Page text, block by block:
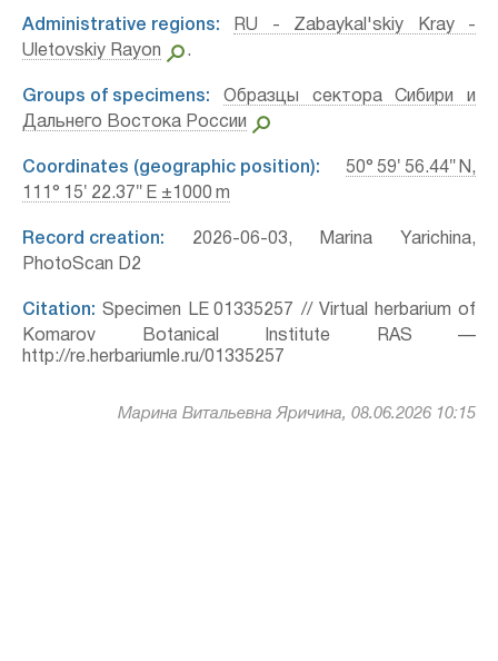
Administrative regions:
RU - Zabaykal'skiy Kray -
Uletovskiy Rayon
.
Groups of specimens:
Образцы сектора Сибири и
Дальнего Востока России
Coordinates (geographic position):
50° 59′ 56.44″ N,
111° 15′ 22.37″ E ±1000 m
Record creation: 2026-06-03, Marina Yarichina,
PhotoScan D2
Citation: Specimen LE 01335257 // Virtual herbarium of
Komarov Botanical Institute RAS —
http://re.herbariumle.ru/01335257
Марина Витальевна Яричина, 08.06.2026 10:15